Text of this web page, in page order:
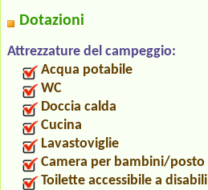
Dotazioni
Attrezzature del campeggio:
Acqua potabile
WC
Doccia calda
Cucina
Lavastoviglie
Camera per bambini/posto
Toilette accessibile a disabili